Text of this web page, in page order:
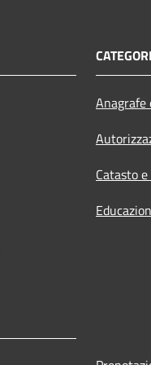
Catasto